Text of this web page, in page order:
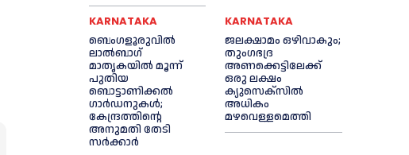
KARNATAKA
ബെംഗളൂരുവിൽ
ലാൽബാഗ്
മാതൃകയിൽ മൂന്ന്
പുതിയ
ബൊട്ടാണിക്കൽ
ഗാർഡനുകൾ;
കേന്ദ്രത്തിന്റെ
അനുമതി തേടി
സർക്കാർ
KARNATAKA
ജലക്ഷാമം ഒഴിവാകും;
തുംഗഭദ്ര
അണക്കെട്ടിലേക്ക്
ഒരു ലക്ഷം
ക്യുസെക്സില്‍
അധികം
മഴവെള്ളമെത്തി